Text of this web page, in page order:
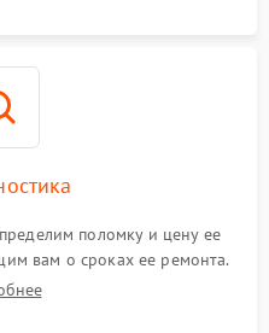
поломку и цену ее
вам о сроках ее ремонта.